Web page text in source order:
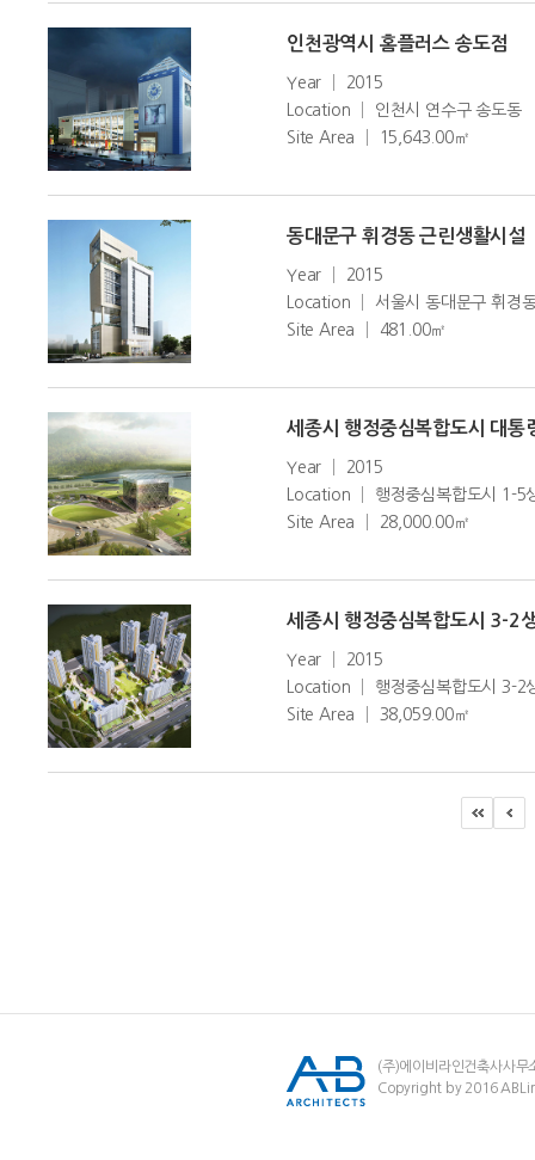
인천광역시 홈플러스 송도점
Year │ 2015
Location │ 인천시 연수구 송도동
Site Area │ 15,643.00㎡
동대문구 휘경동 근린생활시설
Year │ 2015
Location │ 서울시 동대문구 휘경
Site Area │ 481.00㎡
세종시 행정중심복합도시 대통
Year │ 2015
Location │ 행정중심복합도시 1-5
Site Area │ 28,000.00㎡
세종시 행정중심복합도시 3-2
Year │ 2015
Location │ 행정중심복합도시 3-2
Site Area │ 38,059.00㎡
(주)에이비라인건축사사무
Copyright by 2016